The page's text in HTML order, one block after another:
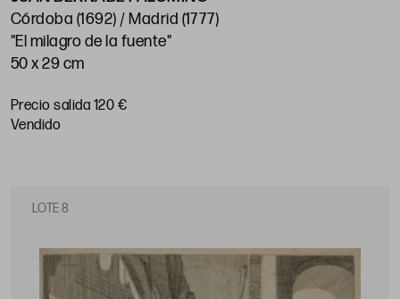
Córdoba (1692) / Madrid (1777)
"El milagro de la fuente"
50 x 29 cm
Precio salida 120 €
vendido
LOTE 8